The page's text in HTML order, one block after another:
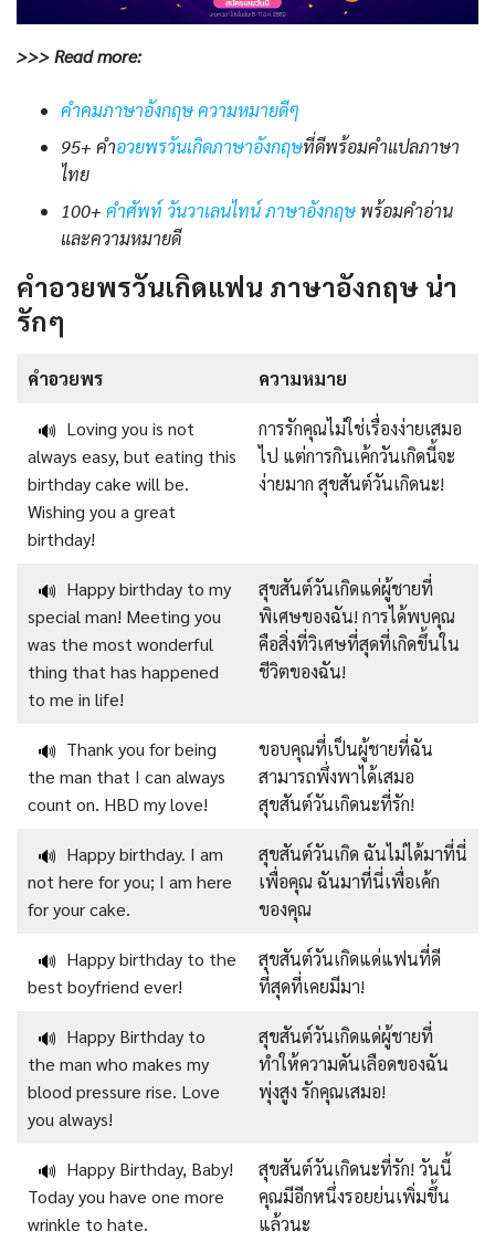
>>> Read more:
คําคมภาษาอังกฤษ ความหมายดีๆ
95+ คำอวยพรวันเกิดภาษาอังกฤษที่ดีพร้อมคำแปลภาษา
ไทย
100+ คําศัพท์ วันวาเลนไทน์ ภาษาอังกฤษพร้อมคําอ่าน
และความหมายดี
คําอวยพรวันเกิดแฟน ภาษาอังกฤษ น่า
รักๆ
คําอวยพร ความหมาย
🔊 Loving you is not
always easy, but eating this
birthday cake will be.
Wishing you a great
birthday!
การรักคุณไม่ใช่เรื่องง่ายเสมอ
ไป แต่การกินเค้กวันเกิดนี้จะ
ง่ายมาก สุขสันต์วันเกิดนะ!
🔊 Happy birthday to my
special man! Meeting you
was the most wonderful
thing that has happened
to me in life!
สุขสันต์วันเกิดแด่ผู้ชายที่
พิเศษของฉัน! การได้พบคุณ
คือสิ่งที่วิเศษที่สุดที่เกิดขึ้นใน
ชีวิตของฉัน!
🔊 Thank you for being
the man that I can always
count on. HBD my love!
ขอบคุณที่เป็นผู้ชายที่ฉัน
สามารถพึ่งพาได้เสมอ
สุขสันต์วันเกิดนะที่รัก!
🔊 Happy birthday. I am
not here for you; I am here
for your cake.
สุขสันต์วันเกิด ฉันไม่ได้มาที่นี่
เพื่อคุณ ฉันมาที่นี่เพื่อเค้ก
ของคุณ
🔊 Happy birthday to the
best boyfriend ever!
สุขสันต์วันเกิดแด่แฟนที่ดี
ที่สุดที่เคยมีมา!
🔊 Happy Birthday to
the man who makes my
blood pressure rise. Love
you always!
สุขสันต์วันเกิดแด่ผู้ชายที่
ทำให้ความดันเลือดของฉัน
พุ่งสูง รักคุณเสมอ!
🔊 Happy Birthday, Baby!
Today you have one more
wrinkle to hate.
สุขสันต์วันเกิดนะที่รัก! วันนี้
คุณมีอีกหนึ่งรอยย่นเพิ่มขึ้น
แล้วนะ